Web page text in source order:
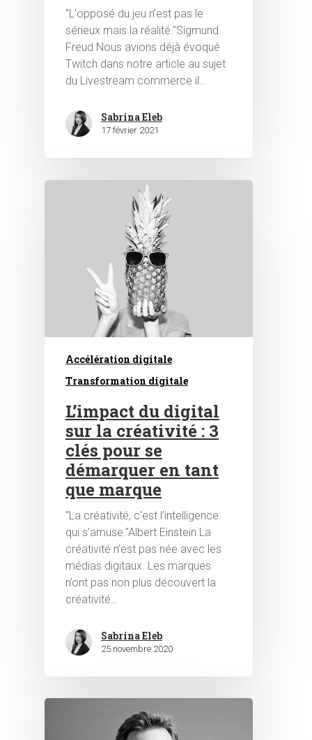
"L'opposé du jeu n'est pas le
sérieux mais la réalité."Sigmund
Freud Nous avions déjà évoqué
Twitch dans notre article au sujet
du Livestream commerce il…
Sabrina Eleb
17 février 2021
Accélération digitale
Transformation digitale
L’impact du digital
sur la créativité : 3
clés pour se
démarquer en tant
que marque
"La créativité, c’est l’intelligence
qui s’amuse."Albert Einstein La
créativité n’est pas née avec les
médias digitaux. Les marques
n’ont pas non plus découvert la
créativité…
Sabrina Eleb
25 novembre 2020